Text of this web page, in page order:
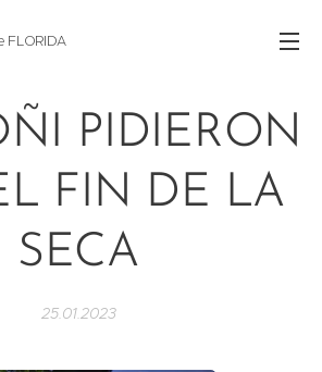
FLORIDA
PIDIERON
FIN DE LA
SECA
25.01.2023